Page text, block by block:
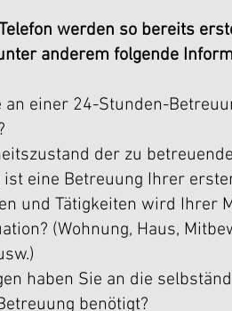
werden so bereits
anderem folgende
an einer 24-Stunden-
der zu
eine Betreuung Ihrer
und Tätigkeiten wird Ihrer
(Wohnung, Haus,
haben Sie an die
benötigt?